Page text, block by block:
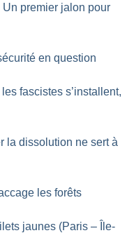
premier jalon pour
en question
fascistes s’installent,
la dissolution ne sert à
les forêts
jaunes (Paris – Île-